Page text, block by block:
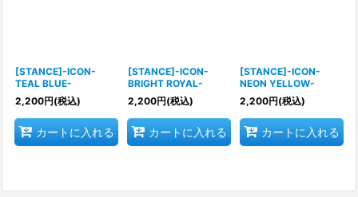
[STANCE]-ICON-
TEAL BLUE-
2,200円(税込)
カートに入れる
[STANCE]-ICON-
BRIGHT ROYAL-
2,200円(税込)
カートに入れる
[STANCE]-ICON-
NEON YELLOW-
2,200円(税込)
カートに入れる